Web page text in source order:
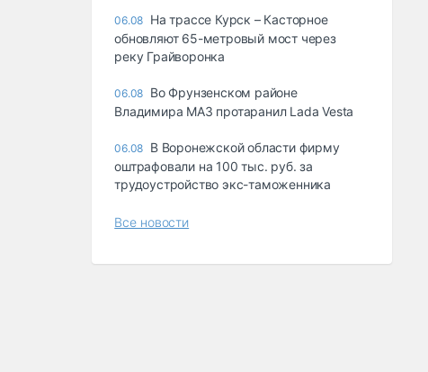
06.08 На трассе Курск – Касторное
обновляют 65-метровый мост через
реку Грайворонка
06.08 Во Фрунзенском районе
Владимира МАЗ протаранил Lada Vesta
06.08 В Воронежской области фирму
оштрафовали на 100 тыс. руб. за
трудоустройство экс-таможенника
Все новости